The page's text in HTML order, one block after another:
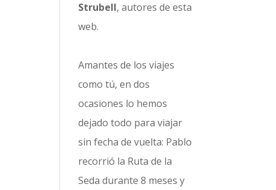
Strubell, autores de esta
web.
Amantes de los viajes
como tú, en dos
ocasiones lo hemos
dejado todo para viajar
sin fecha de vuelta: Pablo
recorrió la Ruta de la
Seda durante 8 meses y